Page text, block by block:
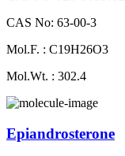
CAS No: 63-00-3
Mol.F. : C19H26O3
Mol.Wt. : 302.4
Epiandrosterone